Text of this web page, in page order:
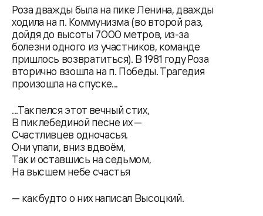
Роза дважды была на пике Ленина, дважды
ходила на п. Коммунизма (во второй раз,
дойдя до высоты 7000 метров, из-за
болезни одного из участников, команде
пришлось возвратиться). В 1981 году Роза
вторично взошла на п. Победы. Трагедия
произошла на спуске...
...Так пелся этот вечный стих,
В пик лебединой песне их —
Счастливцев одночасья.
Они упали, вниз вдвоём,
Так и оставшись на седьмом,
На высшем небе счастья
— как будто о них написал Высоцкий.